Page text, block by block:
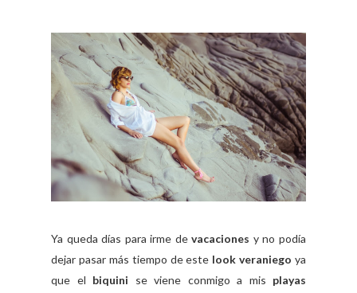
Ya queda días para irme devacaciones y no podía
dejar pasar más tiempo de este look veraniego ya
que el biquini se viene conmigo a mis playas